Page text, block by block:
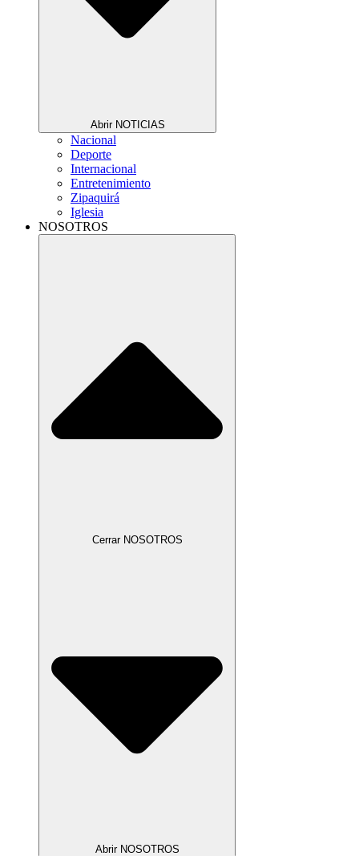
Abrir NOTICIAS
Nacional
Deporte
Internacional
Entretenimiento
Zipaquirá
Iglesia
NOSOTROS
Cerrar NOSOTROS
Abrir NOSOTROS